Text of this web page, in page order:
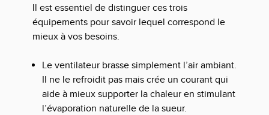
Il est essentiel de distinguer ces trois
équipements pour savoir lequel correspond le
mieux à vos besoins.
Le ventilateur brasse simplement l’air ambiant.
Il ne le refroidit pas mais crée un courant qui
aide à mieux supporter la chaleur en stimulant
l’évaporation naturelle de la sueur.